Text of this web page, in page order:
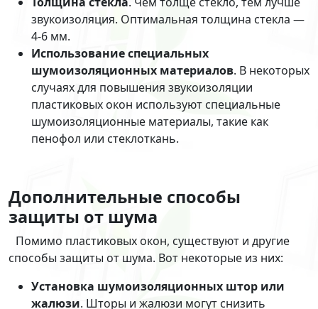
звукоизоляция. Оптимальная толщина стекла —
4-6 мм.
Использование специальных
шумоизоляционных материалов. В некоторых
случаях для повышения звукоизоляции
пластиковых окон используют специальные
шумоизоляционные материалы, такие как
пенофол или стеклоткань.
Дополнительные способы
защиты от шума
Помимо пластиковых окон, существуют и другие
способы защиты от шума. Вот некоторые из них:
Установка шумоизоляционных штор или
жалюзи. Шторы и жалюзи могут снизить